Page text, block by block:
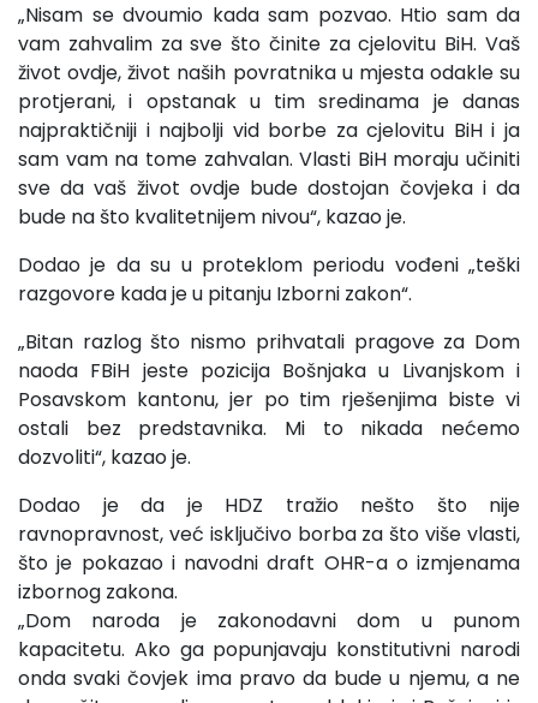
„Nisam se dvoumio kada sam pozvao. Htio sam da
vam zahvalim za sve što činite za cjelovitu BiH. Vaš
život ovdje, život naših povratnika u mjesta odakle su
protjerani, i opstanak u tim sredinama je danas
najpraktičniji i najbolji vid borbe za cjelovitu BiH i ja
sam vam na tome zahvalan. Vlasti BiH moraju učiniti
sve da vaš život ovdje bude dostojan čovjeka i da
bude na što kvalitetnijem nivou“, kazao je.
Dodao je da su u proteklom periodu vođeni „teški
razgovore kada je u pitanju Izborni zakon“.
„Bitan razlog što nismo prihvatali pragove za Dom
naoda FBiH jeste pozicija Bošnjaka u Livanjskom i
Posavskom kantonu, jer po tim rješenjima biste vi
ostali bez predstavnika. Mi to nikada nećemo
dozvoliti“, kazao je.
Dodao je da je HDZ tražio nešto što nije
ravnopravnost, već isključivo borba za što više vlasti,
što je pokazao i navodni draft OHR-a o izmjenama
izbornog zakona.
„Dom naroda je zakonodavni dom u punom
kapacitetu. Ako ga popunjavaju konstitutivni narodi
onda svaki čovjek ima pravo da bude u njemu, a ne